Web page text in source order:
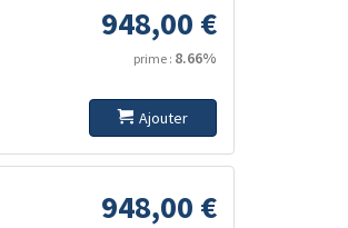
948,00 €
prime : 8.66%
Ajouter
948,00 €